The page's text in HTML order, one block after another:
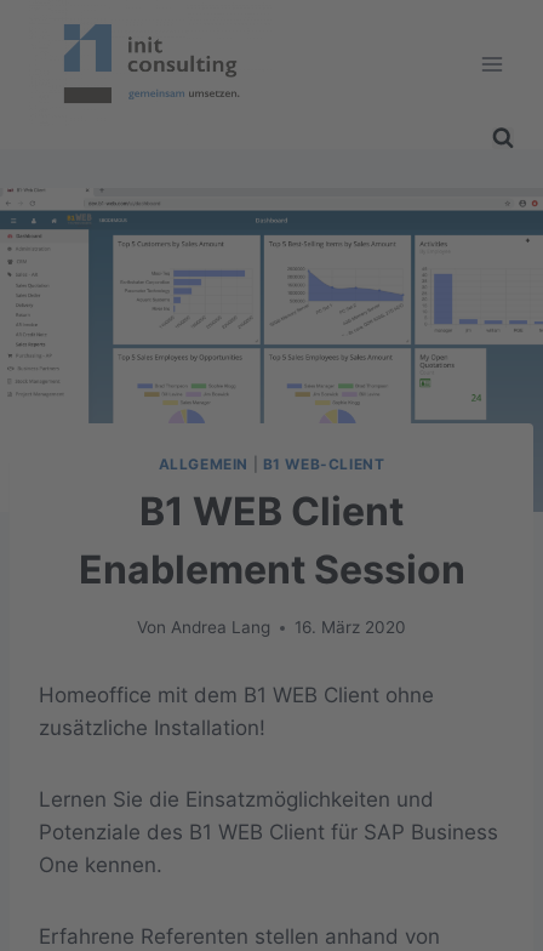
ALLGEMEIN B1 WEB-CLIENT
B1 WEB Client
Enablement Session
Von Andrea Lang 16. März 2020
Homeoffice mit dem B1 WEB Client ohne
zusätzliche Installation!
Lernen Sie die Einsatzmöglichkeiten und
Potenziale des B1 WEB Client für SAP Business
One kennen.
Erfahrene Referenten stellen anhand von